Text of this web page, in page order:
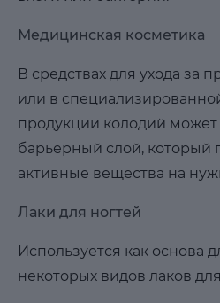
Медицинская косметика
В средствах для ухода за
или в
продукции колодий может
барьерный слой, который
активные вещества на
Лаки для ногтей
Используется как основа
некоторых видов лаков